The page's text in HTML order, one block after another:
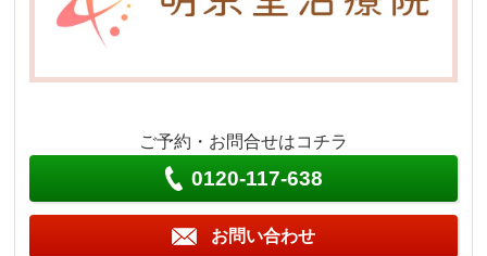
ご予約・お問合せはコチラ
0120-117-638
お問い合わせ